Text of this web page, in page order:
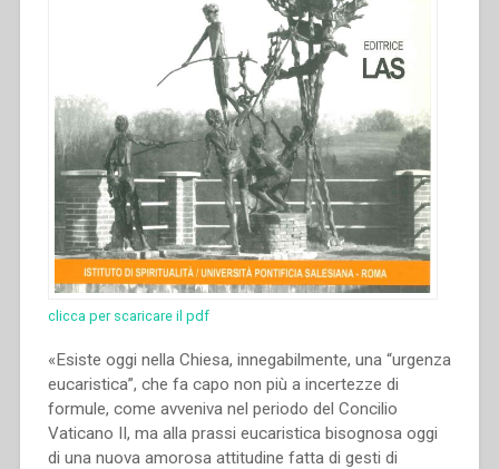
clicca per scaricare il pdf
«Esiste oggi nella Chiesa, innegabilmente, una “urgenza
eucaristica”, che fa capo non più a incertezze di
formule, come avveniva nel periodo del Concilio
Vaticano II, ma alla prassi eucaristica bisognosa oggi
di una nuova amorosa attitudine fatta di gesti di